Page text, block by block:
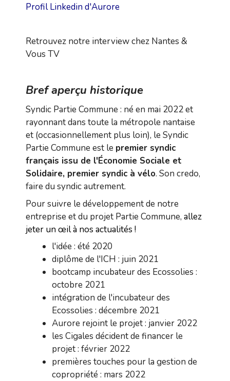
Profil Linkedin d'Aurore
Retrouvez notre interview chez Nantes &
Vous TV
Bref aperçu historique
Syndic Partie Commune : né en mai 2022 et
rayonnant dans toute la métropole nantaise
et (occasionnellement plus loin), le Syndic
Partie Commune est le premier syndic
français issu de l'Économie Sociale et
Solidaire, premier syndic à vélo. Son credo,
faire du syndic autrement.
Pour suivre le développement de notre
entreprise et du projet Partie Commune, allez
jeter un œil à nos actualités !
l'idée : été 2020
diplôme de l'ICH : juin 2021
bootcamp incubateur des Ecossolies :
octobre 2021
intégration de l'incubateur des
Ecossolies : décembre 2021
Aurore rejoint le projet : janvier 2022
les Cigales décident de financer le
projet : février 2022
premières touches pour la gestion de
copropriété : mars 2022